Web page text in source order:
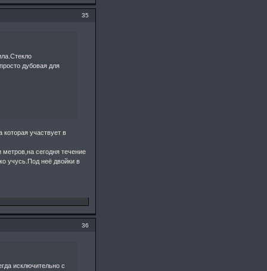
35
дубовая для
участвует в
сегодня течение
учусь.Под неё двойки в
36
исключительно с